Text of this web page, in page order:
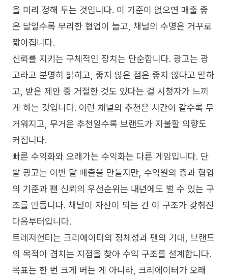
을 미리 정해 두는 것입니다. 이 기준이 없으면 매출 좋
은 달일수록 무리한 협업이 늘고, 채널의 수명은 거꾸로
짧아집니다.
신뢰를 지키는 구체적인 장치는 단순합니다. 광고는 광
고라고 분명히 밝히고, 좋지 않은 점은 좋지 않다고 말하
고, 받은 제안 중 거절한 것도 있다는 걸 시청자가 느끼
게 하는 것입니다. 이런 채널의 추천은 시간이 갈수록 무
거워지고, 무거운 추천일수록 브랜드가 지불할 의향도
커집니다.
빠른 수익화와 오래가는 수익화는 다른 게임입니다. 단
발 광고는 이번 달 매출을 만들지만, 수익원의 층과 협업
의 기준과 팬 신뢰의 우선순위는 내년에도 벌 수 있는 구
조를 만듭니다. 채널이 자산이 되는 건 이 구조가 갖춰진
다음부터입니다.
트레져헌터는 크리에이터의 정체성과 팬의 기대, 브랜드
의 목적이 겹치는 지점을 찾아 수익 구조를 설계합니다.
목표는 한 번 크게 버는 게 아니라, 크리에이터가 오래